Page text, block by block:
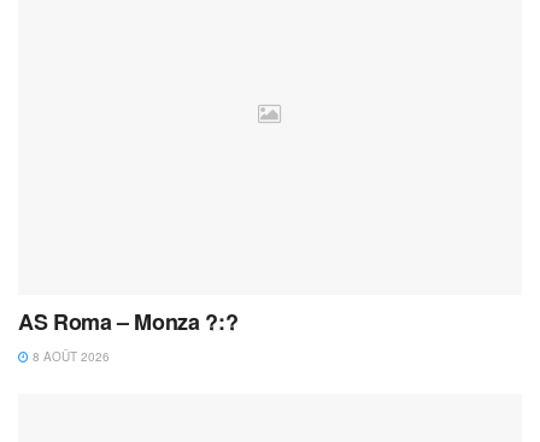
AS Roma – Monza ?:?
8 AOÛT 2026